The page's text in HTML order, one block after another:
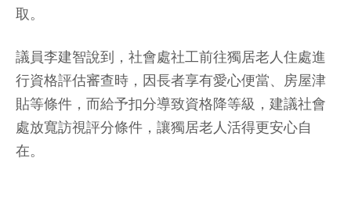
取。
議員李建智說到，社會處社工前往獨居老人住處進
行資格評估審查時，因長者享有愛心便當、房屋津
貼等條件，而給予扣分導致資格降等級，建議社會
處放寬訪視評分條件，讓獨居老人活得更安心自
在。